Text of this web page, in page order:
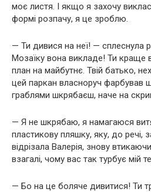
моє листя. І якщо я захочу
формі розпачу, я це зроблю.
— Ти дивися на неї! — сплеснула
Мозаїку вона викладе! Ти краще
план на майбутнє. Твій батько,
цей паркан власноруч фарбував
граблями шкрябаєш, наче на
— Я не шкрябаю, я намагаюся
пластикову пляшку, яку, до речі,
відрізала Валерія, знову
взагалі, чому вас так турбує мій
— Бо на це боляче дивитися! Ти